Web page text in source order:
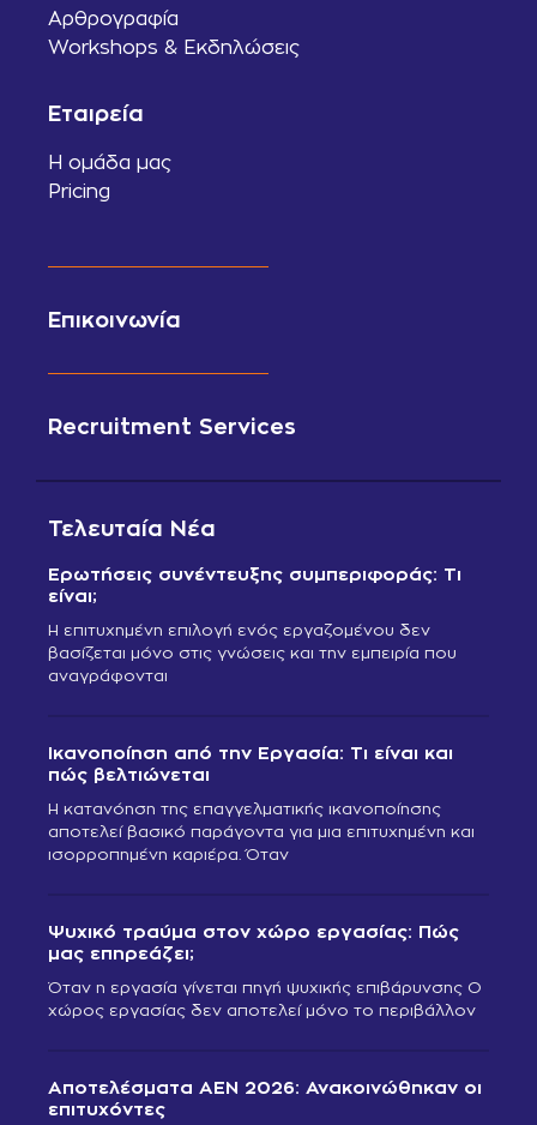
Αρθρογραφία
Workshops & Εκδηλώσεις
Εταιρεία
Η ομάδα μας
Pricing
Επικοινωνία
Recruitment Services
Τελευταία Νέα
Ερωτήσεις συνέντευξης συμπεριφοράς: Τι
είναι;
Η επιτυχημένη επιλογή ενός εργαζομένου δεν
βασίζεται μόνο στις γνώσεις και την εμπειρία που
αναγράφονται
Ικανοποίηση από την Εργασία: Τι είναι και
πώς βελτιώνεται
Η κατανόηση της επαγγελματικής ικανοποίησης
αποτελεί βασικό παράγοντα για μια επιτυχημένη και
ισορροπημένη καριέρα. Όταν
Ψυχικό τραύμα στον χώρο εργασίας: Πώς
μας επηρεάζει;
Όταν η εργασία γίνεται πηγή ψυχικής επιβάρυνσης Ο
χώρος εργασίας δεν αποτελεί μόνο το περιβάλλον
Αποτελέσματα ΑΕΝ 2026: Ανακοινώθηκαν οι
επιτυχόντες